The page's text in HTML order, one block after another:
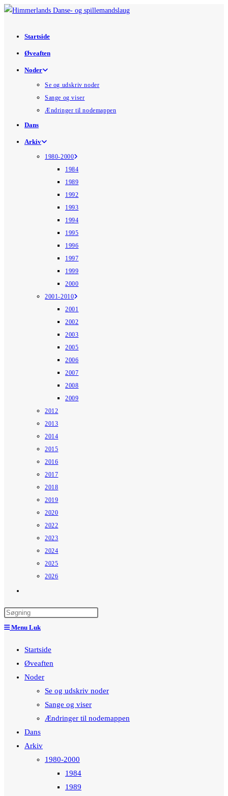
Skip
content Startside
Øveaften
Noder
Se og udskriv noder
Sange og viser
Ændringer til nodemappen
Dans
Arkiv
1980-2000
1984
1989
1992
1993
1994
1995
1996
1997
1999
2000
2001-2010
2001
2002
2003
2005
2006
2007
2008
2009
2012
2013
2014
2015
2016
2017
2018
2019
2020
2022
2023
2024
2025
2026
website
search
Menu Luk
Startside
Øveaften
Noder
Se og udskriv noder
Sange og viser
Ændringer til nodemappen
Dans
Arkiv
1980-2000
1984
1989